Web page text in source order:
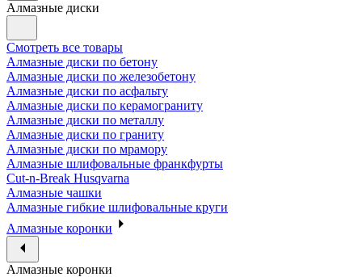
Алмазные диски
Смотреть все товары
Алмазные диски по бетону
Алмазные диски по железобетону
Алмазные диски по асфальту
Алмазные диски по керамограниту
Алмазные диски по металлу
Алмазные диски по граниту
Алмазные диски по мрамору
Алмазные шлифовальные франкфурты
Cut-n-Break Husqvarna
Алмазные чашки
Алмазные гибкие шлифовальные круги
Алмазные коронки
Алмазные коронки